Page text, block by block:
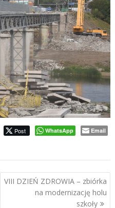
Post WhatsApp Email
VIII DZIEŃ ZDROWIA – zbiórka
na modernizację holu
szkoły